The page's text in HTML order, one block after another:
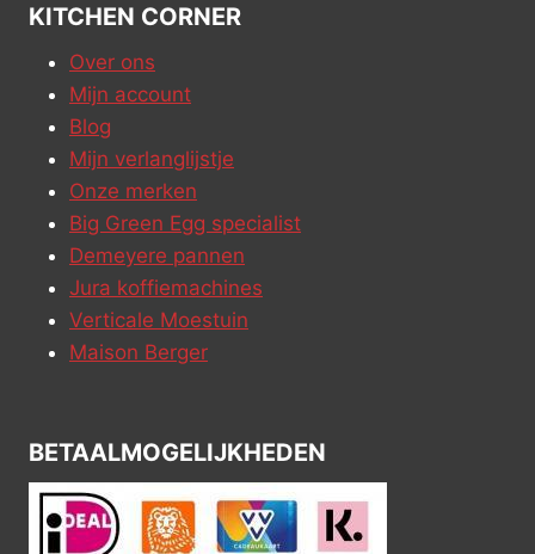
KITCHEN CORNER
Over ons
Mijn account
Blog
Mijn verlanglijstje
Onze merken
Big Green Egg specialist
Demeyere pannen
Jura koffiemachines
Verticale Moestuin
Maison Berger
BETAALMOGELIJKHEDEN